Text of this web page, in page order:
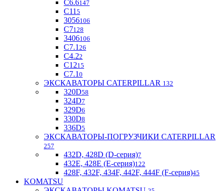
С6.6147
C11 5
3056106
С7128
3406106
C7.1 26
C4.22
С1215
С7.1 0
ЭКСКАВАТОРЫ CATERPILLAR 132
320D58
324D7
329D6
330D8
336D5
ЭКСКАВАТОРЫ-ПОГРУЗЧИКИ CATERPILLAR
257
432D, 428D (D-серия)7
432E, 428E (E-серия)122
428F, 432F, 434F, 442F, 444F (F-серия)45
KOMATSU